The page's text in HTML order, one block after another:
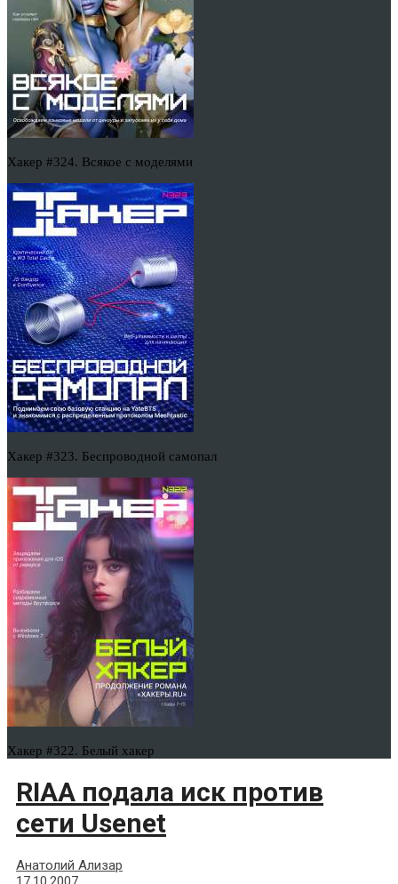
Хакер #324. Всякое с моделями
Хакер #323. Беспроводной самопал
Хакер #322. Белый хакер
RIAA подала иск против
сети Usenet
Анатолий Ализар